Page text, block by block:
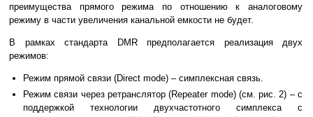
преимущества прямого режима по отношению к аналоговому
режиму в части увеличения канальной емкости не будет.
В рамках стандарта DMR предполагается реализация двух
режимов:
Режим прямой связи (Direct mode) – симплексная связь.
Режим связи через ретранслятор (Repeater mode) (см. рис. 2) – с
поддержкой технологии двухчастотного симплекса с